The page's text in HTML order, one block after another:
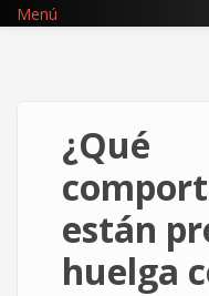
Pasar
Menú
¿Qué
están
huelga